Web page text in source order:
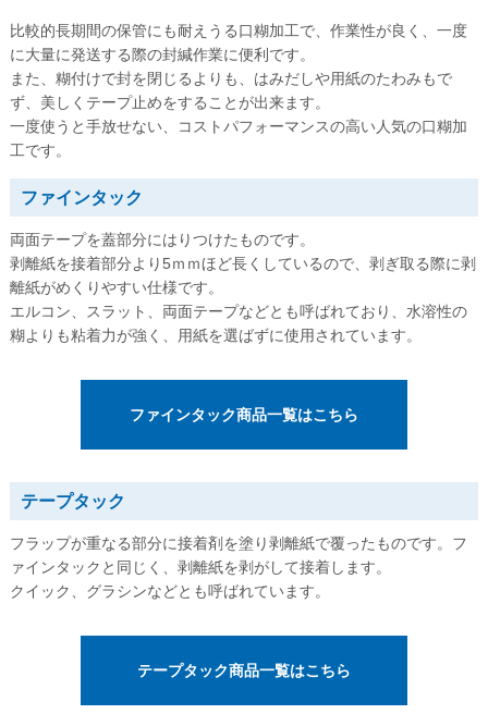
角形3号
角形4号
角形5号
角形6号
角形7号
お問い合わせ
お問い合わせ
無料サンプル請求
お持ちのデータから印刷する
お持ちの封筒から印刷する
印刷せずに注文する
データ入稿ガイド
テンプレートダウンロード
比較的長期間の保管にも耐えうる口糊加工で、作業性が良く、一度
に大量に発送する際の封緘作業に便利です。
また、糊付けで封を閉じるよりも、はみだしや用紙のたわみもで
ず、美しくテープ止めをすることが出来ます。
一度使うと手放せない、コストパフォーマンスの高い人気の口糊加
工です。
ファインタック
両面テープを蓋部分にはりつけたものです。
剥離紙を接着部分より5ｍｍほど長くしているので、剥ぎ取る際に剥
離紙がめくりやすい仕様です。
エルコン、スラット、両面テープなどとも呼ばれており、水溶性の
糊よりも粘着力が強く、用紙を選ばずに使用されています。
ファインタック商品一覧はこちら
テープタック
フラップが重なる部分に接着剤を塗り剥離紙で覆ったものです。フ
ァインタックと同じく、剥離紙を剥がして接着します。
クイック、グラシンなどとも呼ばれています。
テープタック商品一覧はこちら